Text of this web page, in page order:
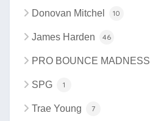
Donovan Mitchel 10
James Harden 46
PRO BOUNCE MADNESS
SPG 1
Trae Young 7